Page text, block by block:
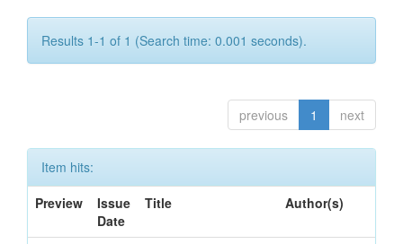
Results 1-1 of 1 (Search time: 0.001 seconds).
previous 1 next
Item hits:
Preview
Issue
Date
Title Author(s)